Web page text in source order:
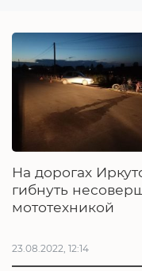
На дорогах
гибнуть
мототехникой
23.08.2022, 12:14